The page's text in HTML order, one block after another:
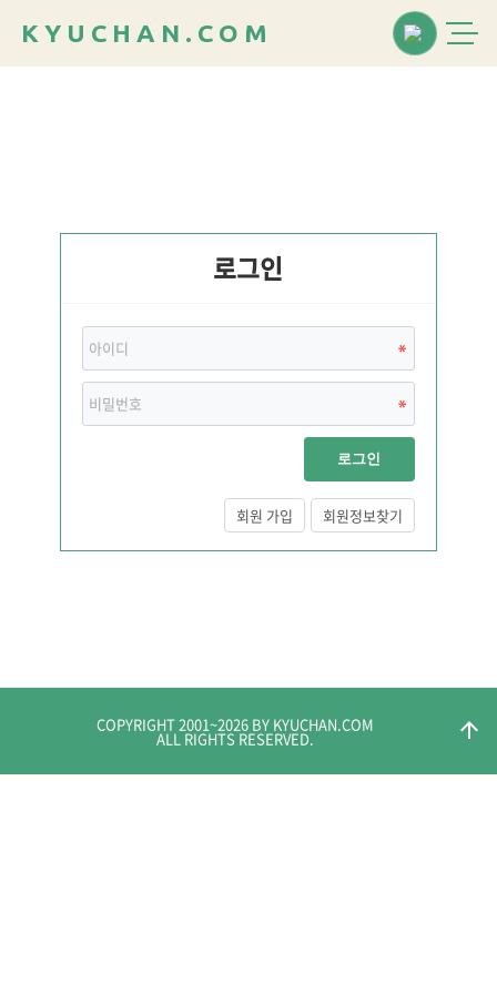
K Y U C H A N . C O M
로그인
로그인
회원 가입 회원정보찾기
arrow_upward
COPYRIGHT 2001~2026 BY KYUCHAN.COM
ALL RIGHTS RESERVED.